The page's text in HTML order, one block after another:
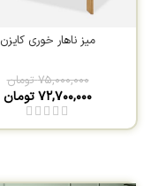
میز ناهار خوری کایزن
۷۵,۰۰۰,۰۰۰ تومان
۷۲,۷۰۰,۰۰۰تومان